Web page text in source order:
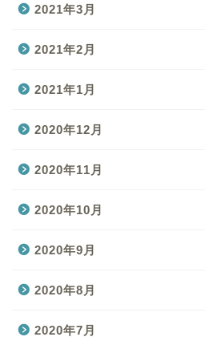
2021年3月
2021年2月
2021年1月
2020年12月
2020年11月
2020年10月
2020年9月
2020年8月
2020年7月